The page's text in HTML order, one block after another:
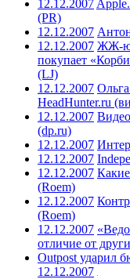
12.12.2007
(PR)
12.12.2007
12.12.2007 ЖЖ-
покупает
(LJ)
12.12.2007
HeadHunter.ru
12.12.2007
(dp.ru)
12.12.2007
12.12.2007
12.12.2007
(Roem)
12.12.2007
(Roem)
12.12.2007
отличие от
Outpost ударил
12.12.2007